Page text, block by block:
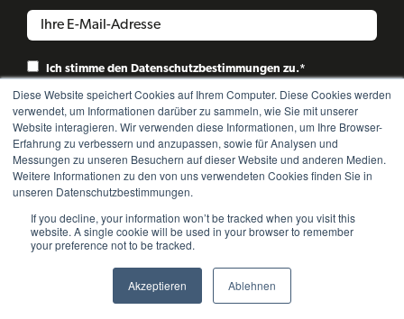
Diese Website speichert Cookies auf Ihrem Computer. Diese Cookies werden
verwendet, um Informationen darüber zu sammeln, wie Sie mit unserer
Website interagieren. Wir verwenden diese Informationen, um Ihre Browser-
Erfahrung zu verbessern und anzupassen, sowie für Analysen und
Messungen zu unseren Besuchern auf dieser Website und anderen Medien.
Weitere Informationen zu den von uns verwendeten Cookies finden Sie in
unseren Datenschutzbestimmungen.
If you decline, your information won’t be tracked when you visit this
website. A single cookie will be used in your browser to remember
your preference not to be tracked.
Akzeptieren Ablehnen
Ich stimme den Datenschutzbestimmungen zu.*
Copyright © 2022 8SELECT GmbH. All rights reserved.